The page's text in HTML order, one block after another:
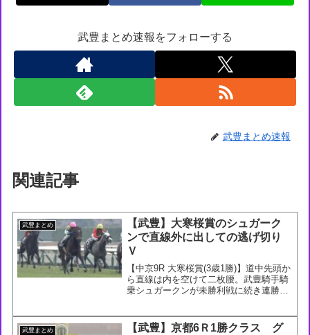
武豊まとめ速報をフォローする
武豊まとめ速報
関連記事
武豊まとめ
【武豊】大寒桜賞のシュガーク
ンで直線外に出しての逃げ切り
Ｖ
【中京9R 大寒桜賞(3歳1勝)】道中先頭か
ら直線は内を空けて二枚腰。武豊騎手騎
乗シュガークンが未勝利戦に続き連勝。
ンランド語)— netkeiba (@netkei...
武豊まとめ
【武豊】京都6Ｒ1勝クラス グ